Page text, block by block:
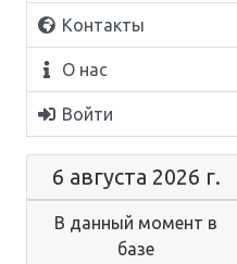
Контакты
О нас
Войти
6 августа 2026 г.
В данный момент в
базе